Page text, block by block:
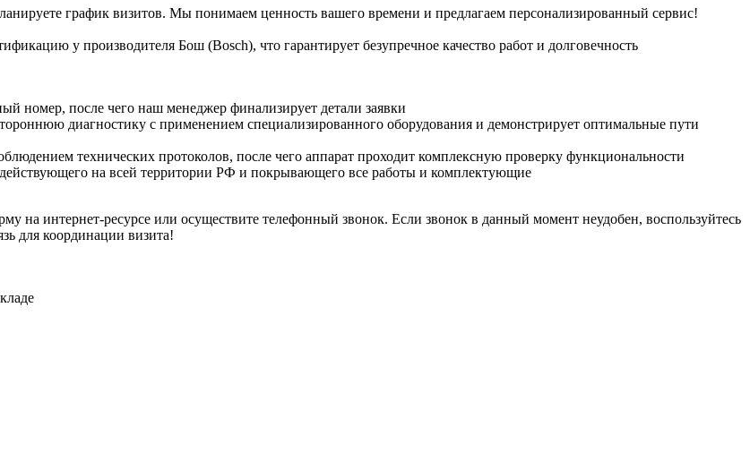
график визитов. Мы понимаем ценность вашего времени и предлагаем персонализированный сервис!
у производителя Бош (Bosch), что гарантирует безупречное качество работ и долговечность
номер, после чего наш менеджер финализирует детали заявки
диагностику с применением специализированного оборудования и демонстрирует оптимальные пути
технических протоколов, после чего аппарат проходит комплексную проверку функциональности
на всей территории РФ и покрывающего все работы и комплектующие
на интернет-ресурсе или осуществите телефонный звонок. Если звонок в данный момент неудобен, воспользуйтесь
для координации визита!